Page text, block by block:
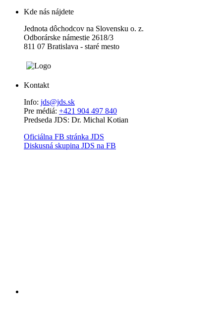
Kde nás nájdete
Jednota dôchodcov na Slovensku o. z.
Odborárske námestie 2618/3
811 07 Bratislava - staré mesto
Kontakt
Info: jds@jds.sk
Pre médiá: +421 904 497 840
Predseda JDS: Dr. Michal Kotian
Oficiálna FB stránka JDS
Diskusná skupina JDS na FB